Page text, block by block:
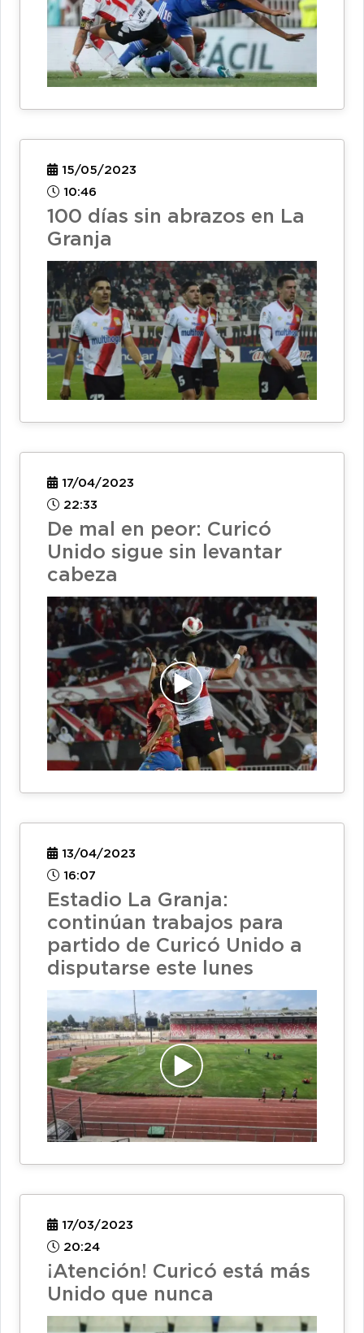
15/05/2023
10:46
100 días sin abrazos en La
Granja
17/04/2023
22:33
De mal en peor: Curicó
Unido sigue sin levantar
cabeza
13/04/2023
16:07
Estadio La Granja:
continúan trabajos para
partido de Curicó Unido a
disputarse este lunes
17/03/2023
20:24
¡Atención! Curicó está más
Unido que nunca